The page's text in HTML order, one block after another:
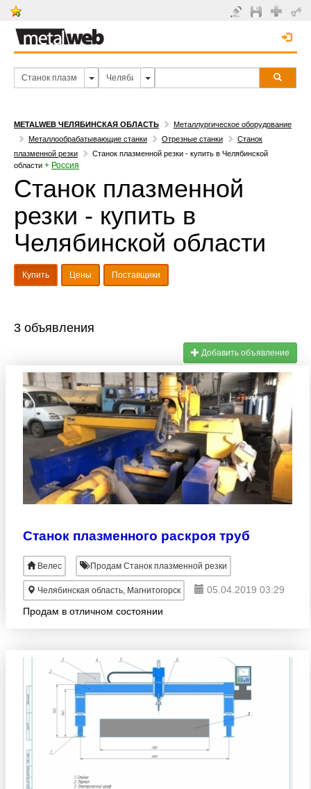
METALWEB ЧЕЛЯБИНСКАЯ ОБЛАСТЬ
Металлургическое оборудование
Металлообрабатывающие станки
Отрезные станки
Станок
плазменной резки
Станок плазменной резки - купить в Челябинской
области + Россия
Станок плазменной
резки - купить в
Челябинской области
Купить Цены Поставщики
3 объявления
Добавить объявление
Станок плазменного раскроя труб
Велес Продам Станок плазменной резки
Челябинская область, Магнитогорск
05.04.2019 03:29
Продам в отличном состоянии